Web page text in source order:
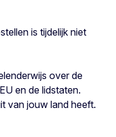
is tijdelijk niet
over de
en de lidstaten.
van jouw land heeft.